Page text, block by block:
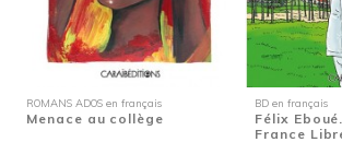
ROMANS ADOS en français
Menace au collège
BD en français
Félix
France